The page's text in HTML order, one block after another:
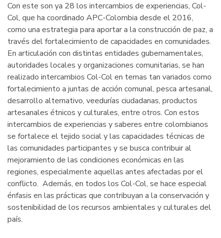
Con este son ya 28 los intercambios de experiencias, Col-
Col, que ha coordinado APC-Colombia desde el 2016,
como una estrategia para aportar a la construcción de paz, a
través del fortalecimiento de capacidades en comunidades.
En articulación con distintas entidades gubernamentales,
autoridades locales y organizaciones comunitarias, se han
realizado intercambios Col-Col en temas tan variados como
fortalecimiento a juntas de acción comunal, pesca artesanal,
desarrollo alternativo, veedurías ciudadanas, productos
artesanales étnicos y culturales, entre otros. Con estos
intercambios de experiencias y saberes entre colombianos
se fortalece el tejido social y las capacidades técnicas de
las comunidades participantes y se busca contribuir al
mejoramiento de las condiciones económicas en las
regiones, especialmente aquellas antes afectadas por el
conflicto. Además, en todos los Col-Col, se hace especial
énfasis en las prácticas que contribuyan a la conservación y
sostenibilidad de los recursos ambientales y culturales del
país.